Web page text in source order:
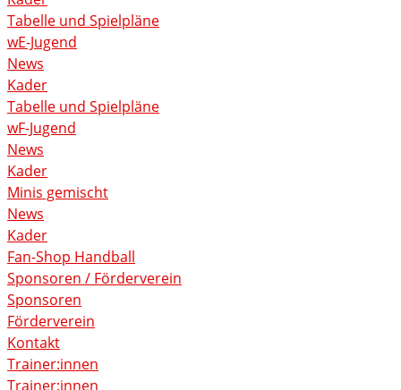
Tabelle und Spielpläne
wE-Jugend
News
Kader
Tabelle und Spielpläne
wF-Jugend
News
Kader
Minis gemischt
News
Kader
Fan-Shop Handball
Sponsoren / Förderverein
Sponsoren
Förderverein
Kontakt
Trainer:innen
Trainer:innen